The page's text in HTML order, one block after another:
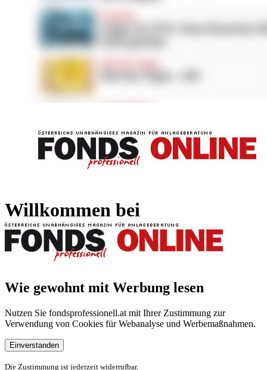
Willkommen bei
Wie gewohnt mit Werbung lesen
Nutzen Sie fondsprofessionell.at mit Ihrer Zustimmung zur
Verwendung von Cookies für Webanalyse und Werbemaßnahmen.
Einverstanden
Die Zustimmung ist jederzeit widerrufbar.